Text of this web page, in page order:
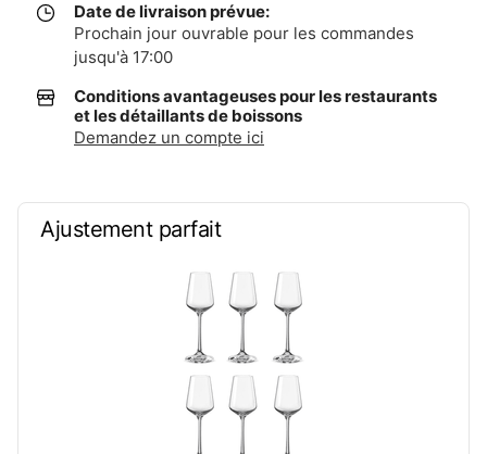
Date de livraison prévue:
Prochain jour ouvrable pour les commandes
jusqu'à 17:00
Conditions avantageuses pour les restaurants
et les détaillants de boissons
Demandez un compte ici
Ajustement parfait